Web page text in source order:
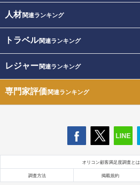
人材関連ランキング
トラベル関連ランキング
レジャー関連ランキング
専門家評価関連ランキング
オリコン顧客満足度調査とは
調査方法 掲載規約